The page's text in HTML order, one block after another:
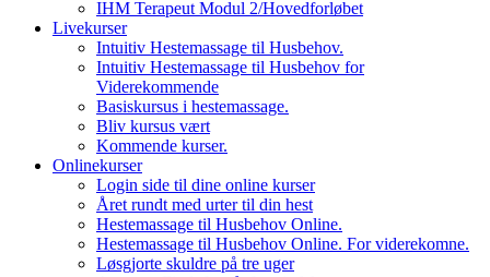
IHM Terapeut Modul 2/Hovedforløbet
Livekurser
Intuitiv Hestemassage til Husbehov.
Intuitiv Hestemassage til Husbehov for
Viderekommende
Basiskursus i hestemassage.
Bliv kursus vært
Kommende kurser.
Onlinekurser
Login side til dine online kurser
Året rundt med urter til din hest
Hestemassage til Husbehov Online.
Hestemassage til Husbehov Online. For viderekomne.
Løsgjorte skuldre på tre uger